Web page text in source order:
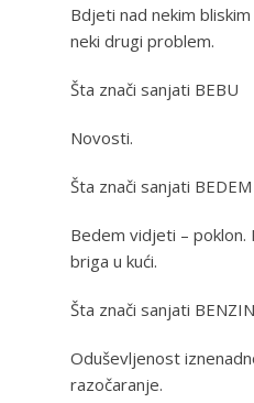
Bdjeti nad nekim
neki drugi problem.
Šta znači sanjati BEBU
Novosti.
Šta znači sanjati BEDEM
Bedem vidjeti – poklon.
briga u kući.
Šta znači sanjati BENZIN
Oduševljenost
razočaranje.